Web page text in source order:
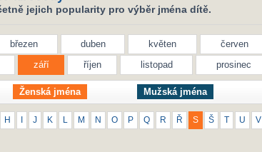
jejich popularity pro výběr jména dítě.
březen duben květen
červen
září říjen listopad prosinec
Ženská jména Mužská jména
H J K M N O P Q R Ř S Š T U V